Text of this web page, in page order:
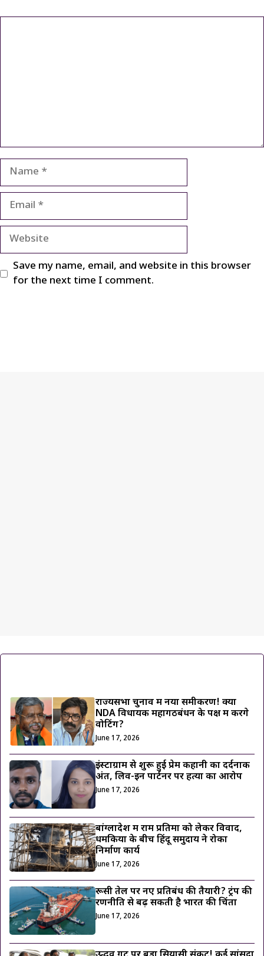
Name
Email
Website
Save my name, email, and website in this browser
for the next time I comment.
राज्यसभा चुनाव में नया समीकरण! क्या
NDA विधायक महागठबंधन के पक्ष में करेंगे
वोटिंग?
June 17, 2026
इंस्टाग्राम से शुरू हुई प्रेम कहानी का दर्दनाक
अंत, लिव-इन पार्टनर पर हत्या का आरोप
June 17, 2026
बांग्लादेश में राम प्रतिमा को लेकर विवाद,
धमकियों के बीच हिंदू समुदाय ने रोका
निर्माण कार्य
June 17, 2026
रूसी तेल पर नए प्रतिबंध की तैयारी? ट्रंप की
रणनीति से बढ़ सकती है भारत की चिंता
June 17, 2026